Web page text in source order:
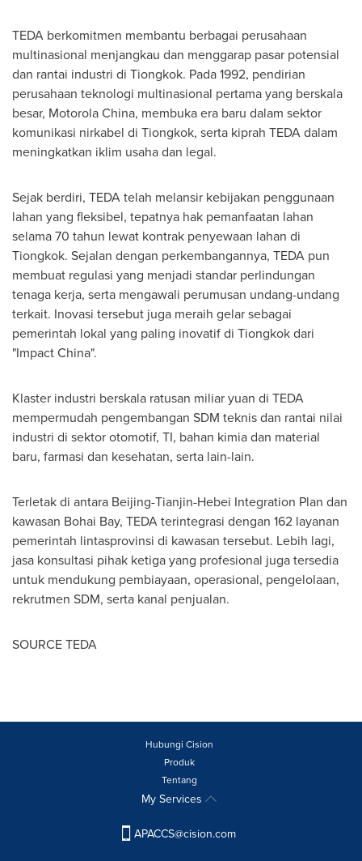
TEDA berkomitmen membantu berbagai perusahaan
multinasional menjangkau dan menggarap pasar potensial
dan rantai industri di Tiongkok. Pada 1992, pendirian
perusahaan teknologi multinasional pertama yang berskala
besar, Motorola China, membuka era baru dalam sektor
komunikasi nirkabel di Tiongkok, serta kiprah TEDA dalam
meningkatkan iklim usaha dan legal.
Sejak berdiri, TEDA telah melansir kebijakan penggunaan
lahan yang fleksibel, tepatnya hak pemanfaatan lahan
selama 70 tahun lewat kontrak penyewaan lahan di
Tiongkok. Sejalan dengan perkembangannya, TEDA pun
membuat regulasi yang menjadi standar perlindungan
tenaga kerja, serta mengawali perumusan undang-undang
terkait. Inovasi tersebut juga meraih gelar sebagai
pemerintah lokal yang paling inovatif di Tiongkok dari
"Impact China".
Klaster industri berskala ratusan miliar yuan di TEDA
mempermudah pengembangan SDM teknis dan rantai nilai
industri di sektor otomotif, TI, bahan kimia dan material
baru, farmasi dan kesehatan, serta lain-lain.
Terletak di antara Beijing-Tianjin-Hebei Integration Plan dan
kawasan Bohai Bay, TEDA terintegrasi dengan 162 layanan
pemerintah lintasprovinsi di kawasan tersebut. Lebih lagi,
jasa konsultasi pihak ketiga yang profesional juga tersedia
untuk mendukung pembiayaan, operasional, pengelolaan,
rekrutmen SDM, serta kanal penjualan.
SOURCE TEDA
Hubungi Cision
Produk
Tentang
My Services
APACCS@cision.com